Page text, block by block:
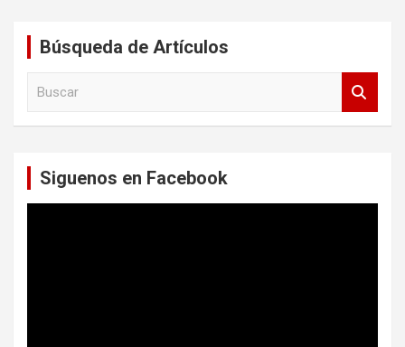
Búsqueda de Artículos
Siguenos en Facebook